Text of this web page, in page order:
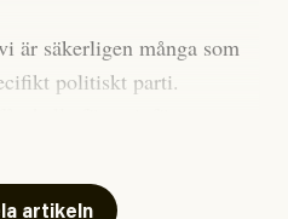
närmare på personen,
för att hänga ut
är säkerligen många som
politiskt parti.
är etiskt.
artikeln